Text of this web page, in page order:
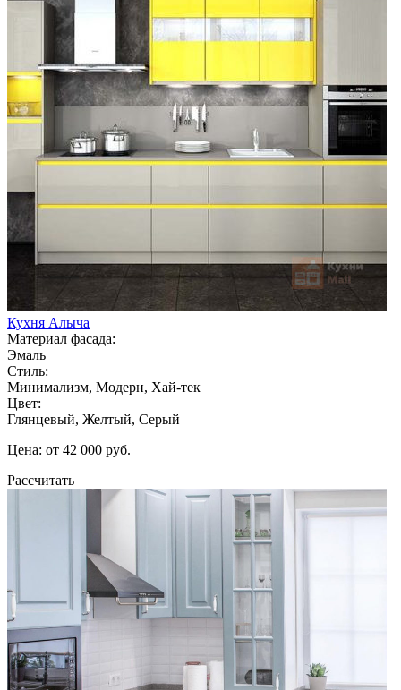
Кухня Алыча
Материал фасада:
Эмаль
Стиль:
Минимализм, Модерн, Хай-тек
Цвет:
Глянцевый, Желтый, Серый
Цена: от 42 000 руб.
Рассчитать